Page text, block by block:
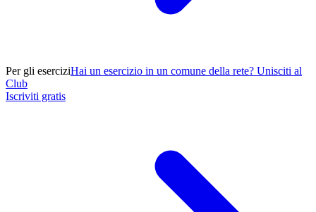
Per gli eserciziHai un esercizio in un comune della rete? Unisciti al
Club
Iscriviti gratis